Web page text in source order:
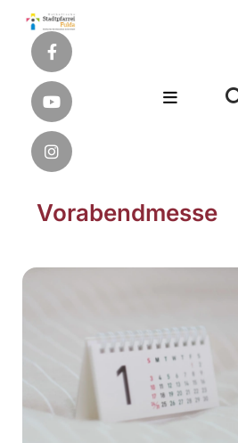
Vorabendmesse